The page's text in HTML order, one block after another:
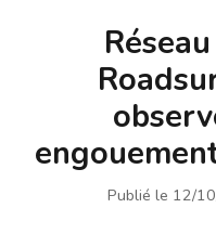
Publié le 12/